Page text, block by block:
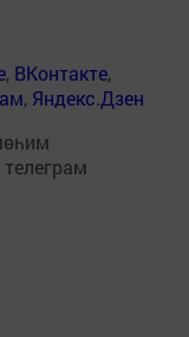
, ВКонтакте,
, Яндекс.Дзен
телеграм